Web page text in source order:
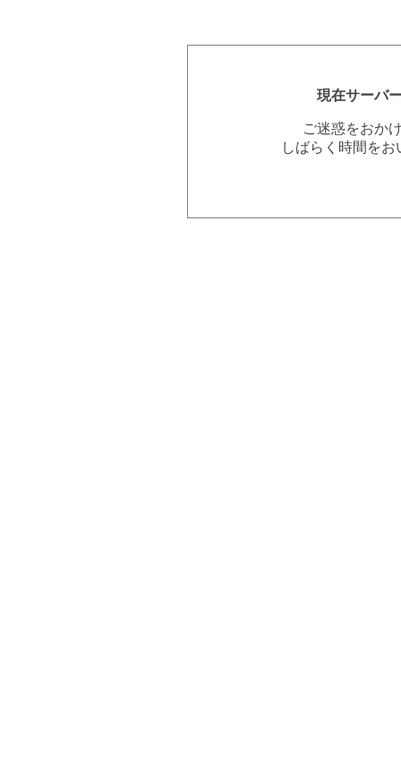
現在サーバ
ご迷惑をおか
しばらく時間を